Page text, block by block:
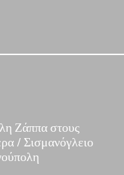
Ζάππα στους
/ Σισμανόγλειο